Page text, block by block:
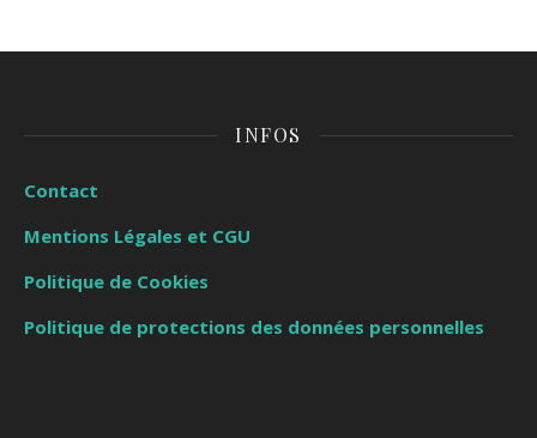
INFOS
Contact
Mentions Légales et CGU
Politique de Cookies
Politique de protections des données personnelles